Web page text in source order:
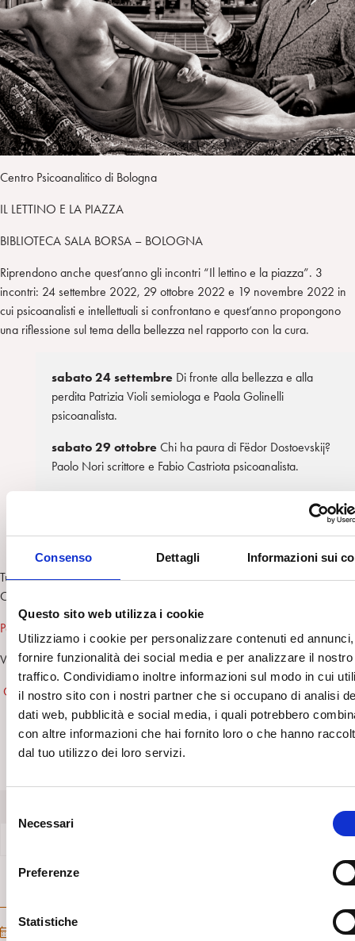
Consenso Dettagli Informazioni sui
Questo sito web utilizza i cookie
Utilizziamo i cookie per personalizzare contenuti ed
fornire funzionalità dei social media e per analizzare il nostro
traffico. Condividiamo inoltre informazioni sul modo in cui
il nostro sito con i nostri partner che si occupano di analisi
dati web, pubblicità e social media, i quali potrebbero
con altre informazioni che hai fornito loro o che hanno
dal tuo utilizzo dei loro servizi.
Necessari
Preferenze
Statistiche
Centro Psicoanalitico di Bologna
IL LETTINO E LA PIAZZA
BIBLIOTECA SALA BORSA – BOLOGNA
Riprendono anche quest’anno gli incontri “Il lettino e la piazza”. 3
incontri: 24 settembre 2022, 29 ottobre 2022 e 19 novembre 2022 in
cui psicoanalisti e intellettuali si confrontano e quest’anno propongono
una riflessione sul tema della bellezza nel rapporto con la cura.
sabato 24 settembreDi fronte alla bellezza e alla
perdita Patrizia Violi semiologa e Paola Golinelli
psicoanalista.
sabato 29 ottobreChi ha paura di Fëdor Dostoevskij?
Paolo Nori scrittore e Fabio Castriota psicoanalista.
Tutti gli incontri si tengono in biblioteca Salaborsa alle 16.30 in Piazza
Coperta.
Per saperne di più
Vedi anche:
CMP- Frontiere della psicoanalisi 2018: La bellezza. Milano 2018
CNP – Sogno, Verità, Bellezza 5/6/21 zoom